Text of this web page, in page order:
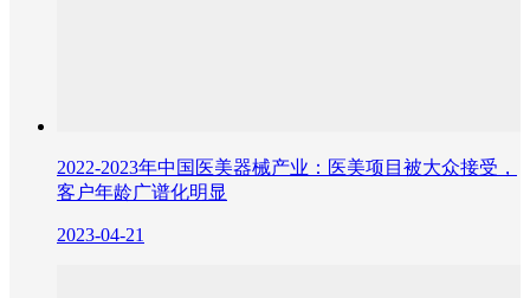
2022-2023年中国医美器械产业：医美项目被大众接受，
客户年龄广谱化明显
2023-04-21